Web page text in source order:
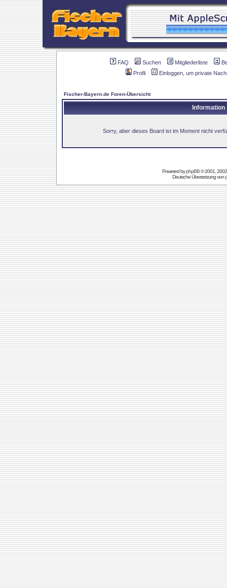
FAQ Suchen Mitgliederliste
Profil
Einloggen, um private
Fischer-Bayern.de Foren-Übersicht
Information
Sorry, aber dieses Board ist im Moment nicht
Powered byphpBB© 2001,
Deutsche Übersetzung von